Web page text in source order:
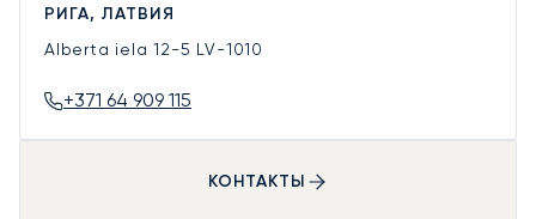
РИГА, ЛАТВИЯ
Alberta iela 12-5 LV-1010
+371 64 909 115
КОНТАКТЫ